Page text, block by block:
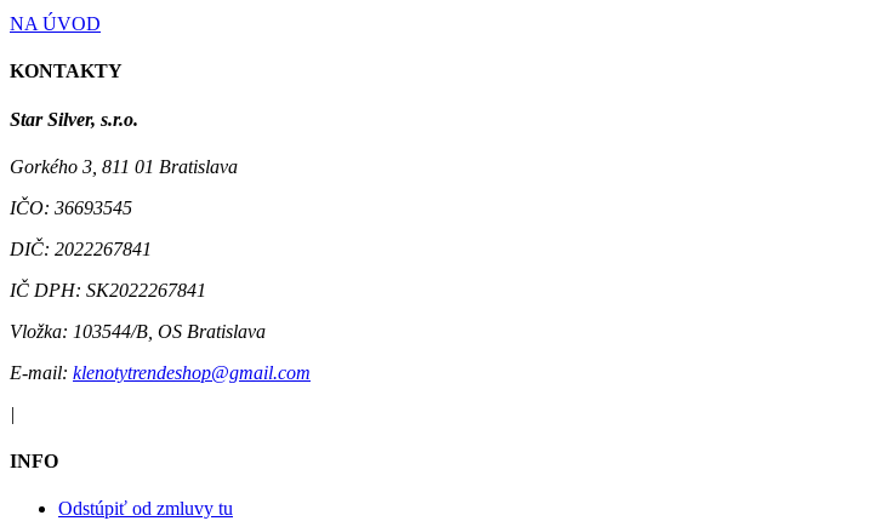
NA ÚVOD
KONTAKTY
Star Silver, s.r.o.
Gorkého 3, 811 01 Bratislava
IČO: 36693545
DIČ: 2022267841
IČ DPH: SK2022267841
Vložka: 103544/B, OS Bratislava
E-mail: klenotytrendeshop@gmail.com
|
INFO
Odstúpiť od zmluvy tu